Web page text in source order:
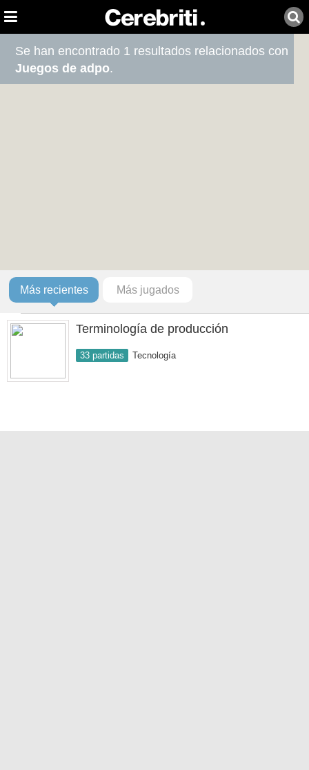
Se han encontrado 1 resultados relacionados con
Juegos de adpo.
Más recientes Más jugados
Terminología de producción
33 partidas Tecnología